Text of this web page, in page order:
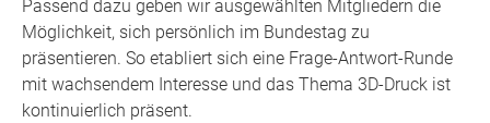
Passend dazu geben wir ausgewählten Mitgliedern die
Möglichkeit, sich persönlich im Bundestag zu
präsentieren. So etabliert sich eine Frage-Antwort-Runde
mit wachsendem Interesse und das Thema 3D-Druck ist
kontinuierlich präsent.